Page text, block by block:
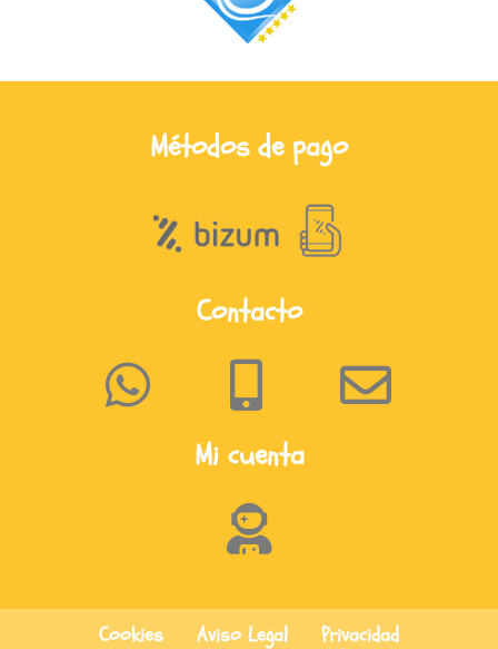
Métodos de pago
Contacto
Mi cuenta
Cookies Aviso Legal Privacidad